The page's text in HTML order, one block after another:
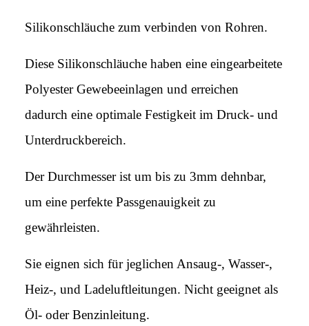
Silikonschläuche zum verbinden von Rohren.
Diese Silikonschläuche haben eine eingearbeitete
Polyester Gewebeeinlagen und erreichen
dadurch eine optimale Festigkeit im Druck- und
Unterdruckbereich.
Der Durchmesser ist um bis zu 3mm dehnbar,
um eine perfekte Passgenauigkeit zu
gewährleisten.
Sie eignen sich für jeglichen Ansaug-, Wasser-,
Heiz-, und Ladeluftleitungen. Nicht geeignet als
Öl- oder Benzinleitung.